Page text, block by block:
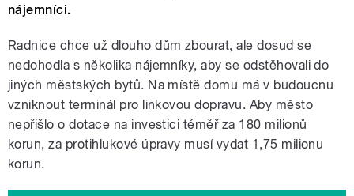
nájemníci.
Radnice chce už dlouho dům zbourat, ale dosud se
nedohodla s několika nájemníky, aby se odstěhovali do
jiných městských bytů. Na místě domu má v budoucnu
vzniknout terminál pro linkovou dopravu. Aby město
nepřišlo o dotace na investici téměř za 180 milionů
korun, za protihlukové úpravy musí vydat 1,75 milionu
korun.